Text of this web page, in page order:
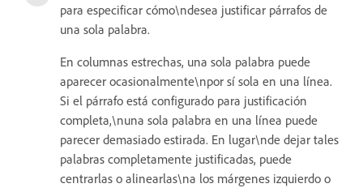
para especificar cómo\ndesea justificar párrafos de
una sola palabra.
En columnas estrechas, una sola palabra puede
aparecer ocasionalmente\npor sí sola en una línea.
Si el párrafo está configurado para justificación
completa,\nuna sola palabra en una línea puede
parecer demasiado estirada. En lugar\nde dejar tales
palabras completamente justificadas, puede
centrarlas o alinearlas\na los márgenes izquierdo o